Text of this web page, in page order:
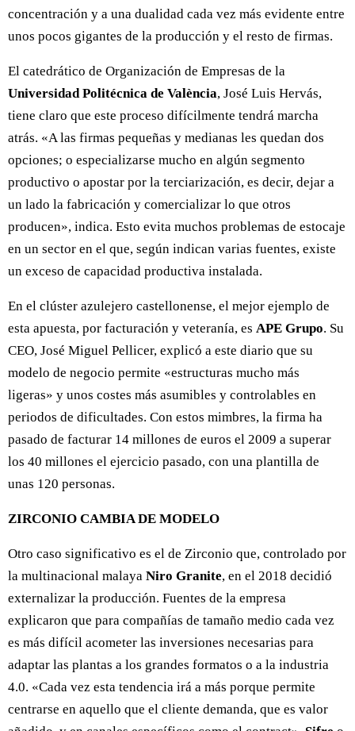
concentración y a una dualidad cada vez más evidente entre
unos pocos gigantes de la producción y el resto de firmas.
El catedrático de Organización de Empresas de la
Universidad Politécnica de València, José Luis Hervás,
tiene claro que este proceso difícilmente tendrá marcha
atrás. «A las firmas pequeñas y medianas les quedan dos
opciones; o especializarse mucho en algún segmento
productivo o apostar por la terciarización, es decir, dejar a
un lado la fabricación y comercializar lo que otros
producen», indica. Esto evita muchos problemas de estocaje
en un sector en el que, según indican varias fuentes, existe
un exceso de capacidad productiva instalada.
En el clúster azulejero castellonense, el mejor ejemplo de
esta apuesta, por facturación y veteranía, es APE Grupo. Su
CEO, José Miguel Pellicer, explicó a este diario que su
modelo de negocio permite «estructuras mucho más
ligeras» y unos costes más asumibles y controlables en
periodos de dificultades. Con estos mimbres, la firma ha
pasado de facturar 14 millones de euros el 2009 a superar
los 40 millones el ejercicio pasado, con una plantilla de
unas 120 personas.
ZIRCONIO CAMBIA DE MODELO
Otro caso significativo es el de Zirconio que, controlado por
la multinacional malaya Niro Granite, en el 2018 decidió
externalizar la producción. Fuentes de la empresa
explicaron que para compañías de tamaño medio cada vez
es más difícil acometer las inversiones necesarias para
adaptar las plantas a los grandes formatos o a la industria
4.0. «Cada vez esta tendencia irá a más porque permite
centrarse en aquello que el cliente demanda, que es valor